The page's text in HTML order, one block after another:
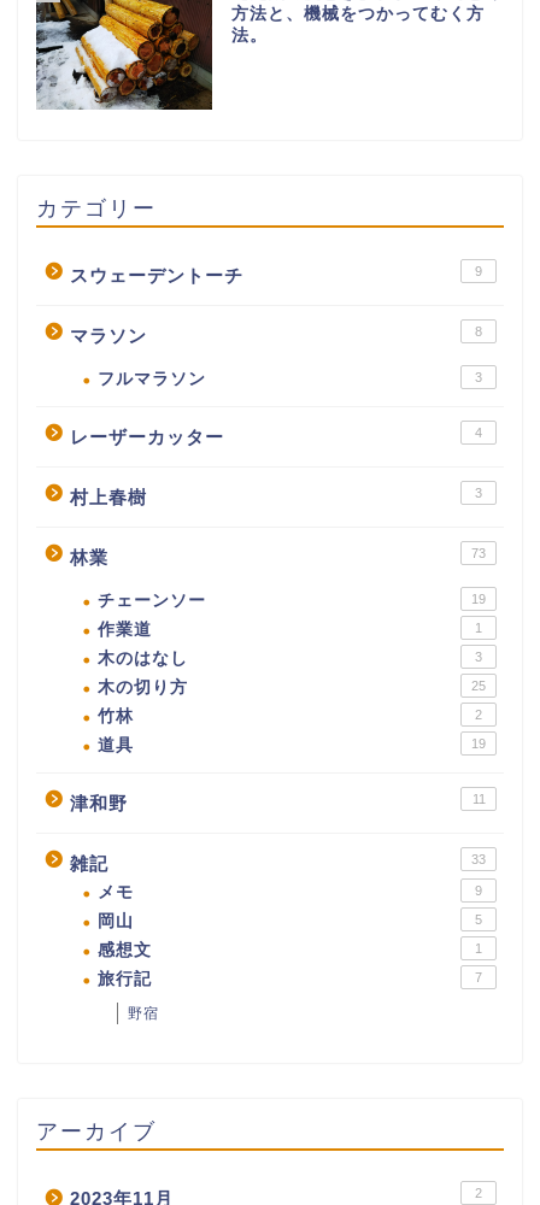
方法と、機械をつかってむく方
法。
カテゴリー
スウェーデントーチ 9
マラソン 8
フルマラソン 3
レーザーカッター 4
村上春樹 3
林業 73
チェーンソー 19
作業道 1
木のはなし 3
木の切り方 25
竹林 2
道具 19
津和野 11
雑記 33
メモ 9
岡山 5
感想文 1
旅行記 7
野宿
アーカイブ
2023年11月 2